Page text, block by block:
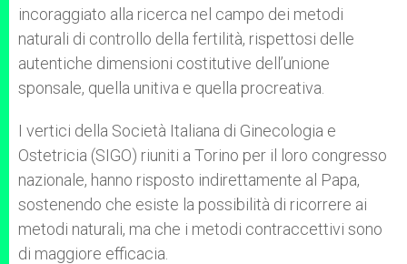
incoraggiato alla ricerca nel campo dei metodi
naturali di controllo della fertilità, rispettosi delle
autentiche dimensioni costitutive dell’unione
sponsale, quella unitiva e quella procreativa.
I vertici della Società Italiana di Ginecologia e
Ostetricia (SIGO) riuniti a Torino per il loro congresso
nazionale, hanno risposto indirettamente al Papa,
sostenendo che esiste la possibilità di ricorrere ai
metodi naturali, ma che i metodi contraccettivi sono
di maggiore efficacia.